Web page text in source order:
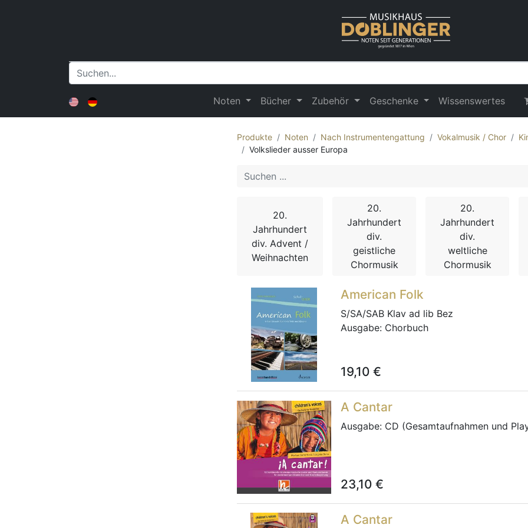
Noten Bücher Zubehör Geschenke Wissenswertes
Produkte Noten Nach Instrumentengattung Vokalmusik / Chor
Volkslieder ausser Europa
20.
Jahrhundert
div. Advent /
Weihnachten
20.
Jahrhundert
div.
geistliche
Chormusik
20.
Jahrhundert
div.
weltliche
Chormusik
American Folk
S/SA/SAB Klav ad lib Bez
Ausgabe: Chorbuch
19,10 €
A Cantar
Ausgabe: CD (Gesamtaufnahmen und
23,10 €
A Cantar